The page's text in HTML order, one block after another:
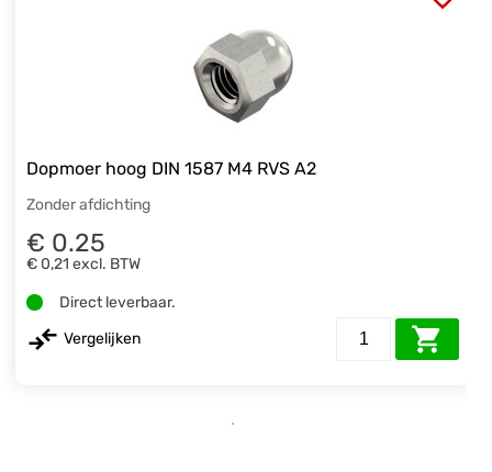
Dopmoer hoog DIN 1587 M4 RVS A2
Zonder afdichting
€ 0.25
€ 0,21 excl. BTW
Direct leverbaar.
Vergelijken